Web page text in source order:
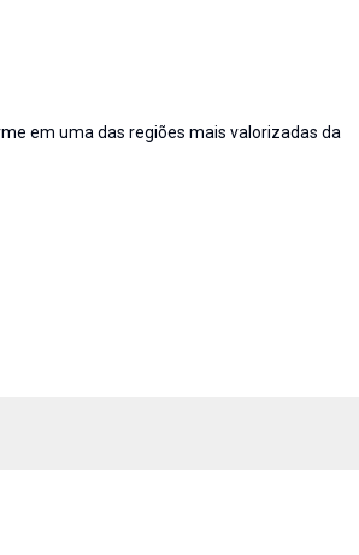
em uma das regiões mais valorizadas da